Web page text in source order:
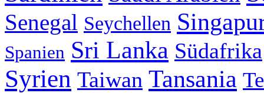
Senegal Seychellen
Spanien Sri Lanka Südafrika
Syrien Taiwan Tansania